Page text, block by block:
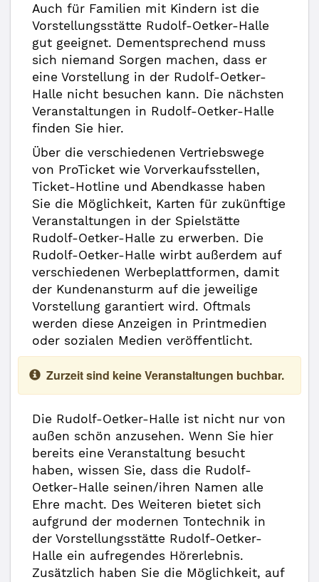
Auch für Familien mit Kindern ist die
Vorstellungsstätte Rudolf-Oetker-Halle
gut geeignet. Dementsprechend muss
sich niemand Sorgen machen, dass er
eine Vorstellung in der Rudolf-Oetker-
Halle nicht besuchen kann. Die nächsten
Veranstaltungen in Rudolf-Oetker-Halle
finden Sie hier.
Über die verschiedenen Vertriebswege
von ProTicket wie Vorverkaufsstellen,
Ticket-Hotline und Abendkasse haben
Sie die Möglichkeit, Karten für zukünftige
Veranstaltungen in der Spielstätte
Rudolf-Oetker-Halle zu erwerben. Die
Rudolf-Oetker-Halle wirbt außerdem auf
verschiedenen Werbeplattformen, damit
der Kundenansturm auf die jeweilige
Vorstellung garantiert wird. Oftmals
werden diese Anzeigen in Printmedien
oder sozialen Medien veröffentlicht.
Zurzeit sind keine Veranstaltungen buchbar.
Die Rudolf-Oetker-Halle ist nicht nur von
außen schön anzusehen. Wenn Sie hier
bereits eine Veranstaltung besucht
haben, wissen Sie, dass die Rudolf-
Oetker-Halle seinen/ihren Namen alle
Ehre macht. Des Weiteren bietet sich
aufgrund der modernen Tontechnik in
der Vorstellungsstätte Rudolf-Oetker-
Halle ein aufregendes Hörerlebnis.
Zusätzlich haben Sie die Möglichkeit, auf